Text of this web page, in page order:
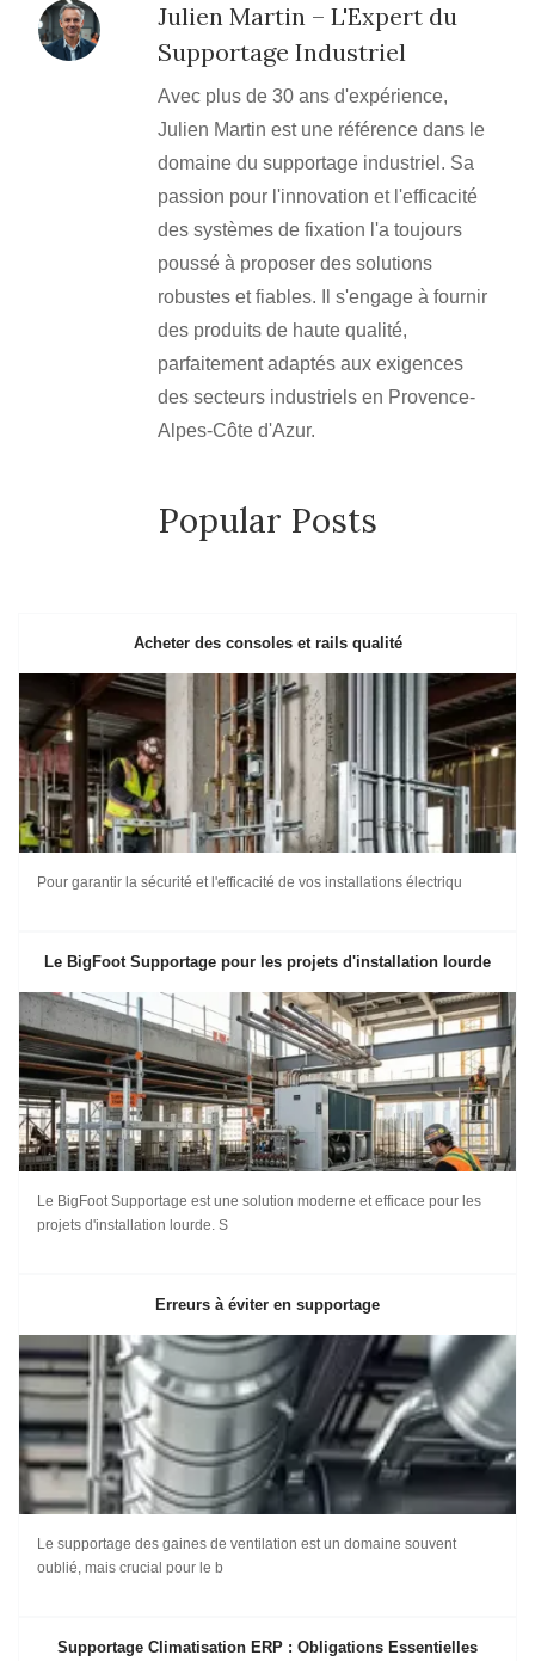
Julien Martin – L'Expert du
Supportage Industriel
Avec plus de 30 ans d'expérience,
Julien Martin est une référence dans le
domaine du supportage industriel. Sa
passion pour l'innovation et l'efficacité
des systèmes de fixation l'a toujours
poussé à proposer des solutions
robustes et fiables. Il s'engage à fournir
des produits de haute qualité,
parfaitement adaptés aux exigences
des secteurs industriels en Provence-
Alpes-Côte d'Azur.
Popular Posts
Acheter des consoles et rails qualité
Pour garantir la sécurité et l'efficacité de vos installations électriqu
Le BigFoot Supportage pour les projets d'installation lourde
Le BigFoot Supportage est une solution moderne et efficace pour les
projets d'installation lourde. S
Erreurs à éviter en supportage
Le supportage des gaines de ventilation est un domaine souvent
oublié, mais crucial pour le b
Supportage Climatisation ERP : Obligations Essentielles